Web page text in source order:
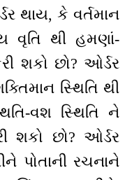
થાય, કે વર્તમાન
વૃતિ થી હમણાં-
શકો છો? ઓર્ડર
સ્થિતિ થી
વશ સ્થિતિ ને
શકો છો? ઓર્ડર
પોતાની રચનાને